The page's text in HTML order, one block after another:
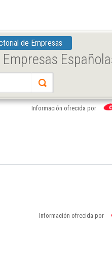
de Empresas
Información ofrecida por
Información ofrecida por